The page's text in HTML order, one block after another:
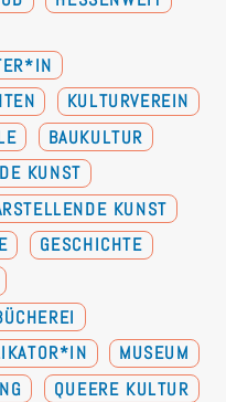
KULTURVEREIN
BAUKULTUR
KUNST
KUNST
GESCHICHTE
MUSEUM
QUEERE KULTUR